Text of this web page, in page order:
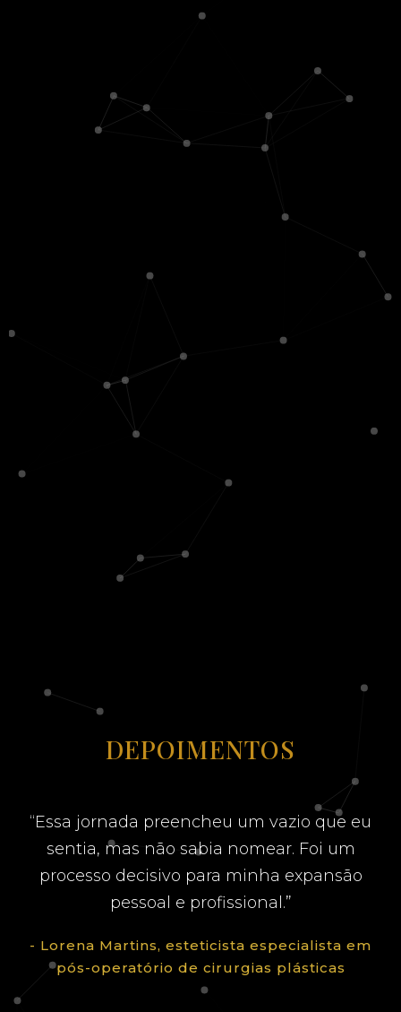
DEPOIMENTOS
“Essa jornada preencheu um vazio que eu
sentia, mas não sabia nomear. Foi um
processo decisivo para minha expansão
pessoal e profissional.”
- Lorena Martins, esteticista especialista em
pós-operatório de cirurgias plásticas